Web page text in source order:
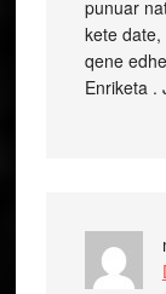
punuar
kete
qene
Enriketa .